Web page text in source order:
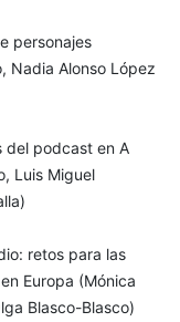
personajes
Nadia Alonso López
del podcast en A
Luis Miguel
retos para las
Europa (Mónica
Blasco-Blasco)